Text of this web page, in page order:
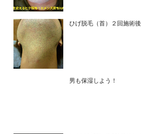
ひげ脱毛（首）２回施術後
男も保湿しよう！